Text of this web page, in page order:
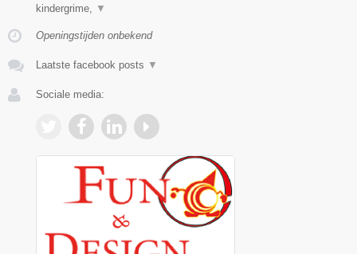
kindergrime,
▼
Openingstijden onbekend
Laatste facebook posts ▼
Sociale media: